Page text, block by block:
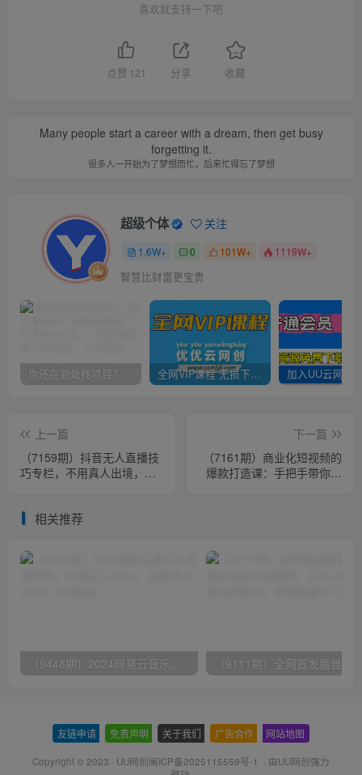
喜欢就支持一下吧
点赞 121 分享 收藏
Many people start a career with a dream, then get busy
forgetting it.
很多人一开始为了梦想而忙，后来忙得忘了梦想
超级个体 关注
1.6W+ 0 101W+ 1119W+
智慧比财富更宝贵
你还在到处找项目？还在当韭菜？我靠卖项目一个月收入5万+，曾经我也是个失败者。 全网VIP课程 无损下载~
上一篇
（7159期）抖音无人直播技
巧专栏，不用真人出境，小
下一篇
（7161期）商业化短视频的
爆款打造课：手把手带你揭
相关推荐
友链申请 免责声明 关于我们 广告合作 网站地图
Copyright © 2023 · UU网创闽ICP备2025115559号-1 · 由UU网创强力